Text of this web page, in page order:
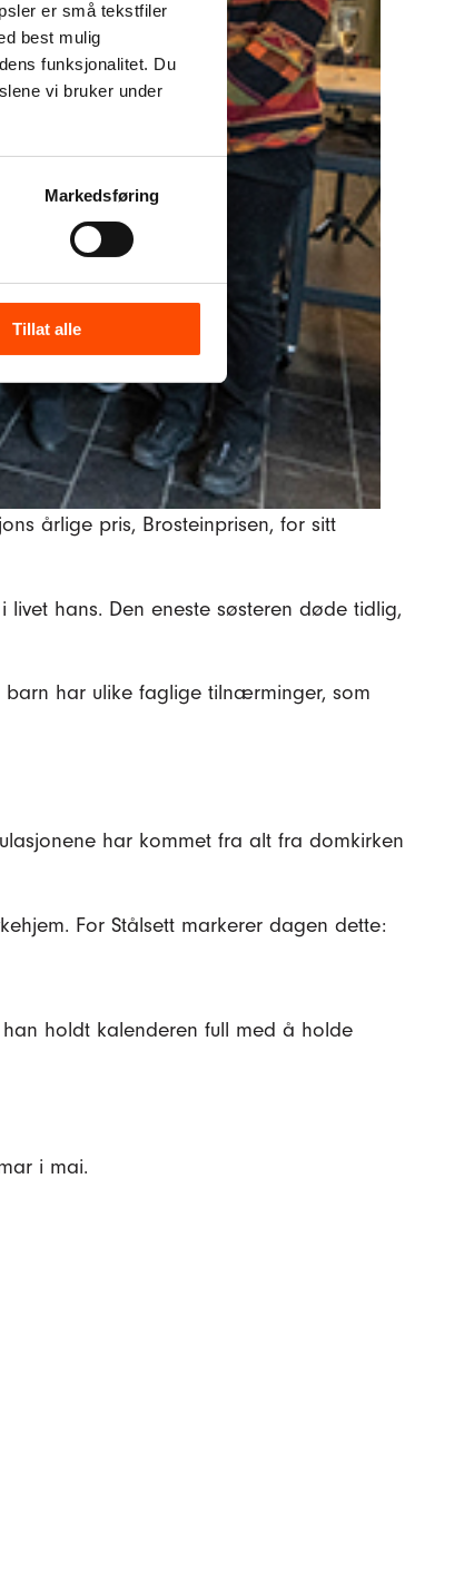
er små tekstfiler
best mulig
funksjonalitet. Du
vi bruker under
Markedsføring
Tillat alle
årlige pris, Brosteinprisen, for sitt
hans. Den eneste søsteren døde tidlig,
har ulike faglige tilnærminger, som
har kommet fra alt fra domkirken
For Stålsett markerer dagen dette:
holdt kalenderen full med å holde
i mai.